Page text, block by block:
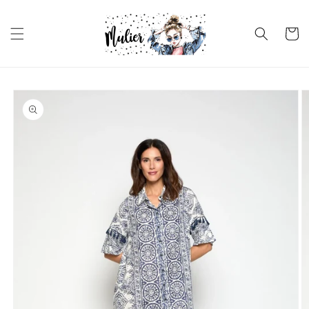
al contenido
Carrito
directamente
a la
información